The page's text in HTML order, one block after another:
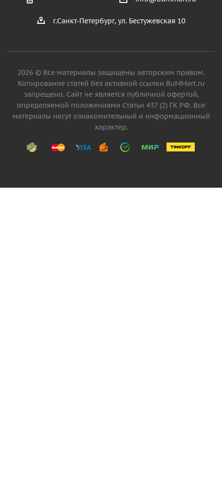
г.Санкт-Петербург, ул. Бестужевская 10
2026 © Все материалы защищены авторским правом.
Копирование статей без активной ссылки BuMMart.ru
запрещено. Сайт не является публичной офертой,
определяемой положениями Статьи 437 (2) ГК РФ. Все
материалы несут ознакомительный и информационный
характер.